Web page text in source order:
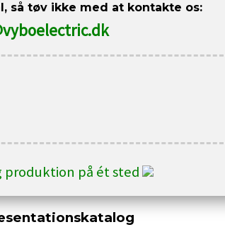
så tøv ikke med at kontakte os:
produktion på ét sted